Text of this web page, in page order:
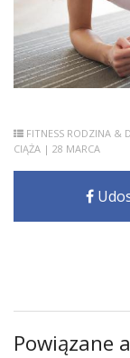
FITNESS RODZINA &
CIĄŻA | 28 MARCA
Powiązane